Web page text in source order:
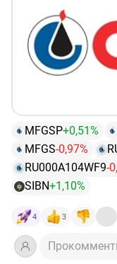
консорциуму ТНК
нефть»). ​$SIBN
▫️2009 год: начало
компании,
сервисных
🔻Входит в
$ROSN
🔸IPO: как
внебиржевая
🔸Чем занимается
деятельностью в
MFGSP+0,51%
MFGS-0,97%
RU000A104WF9-
SIBN+1,10%
4 3